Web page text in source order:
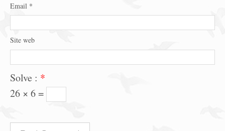
Email *
Site web
Solve : *
26 × 6 =